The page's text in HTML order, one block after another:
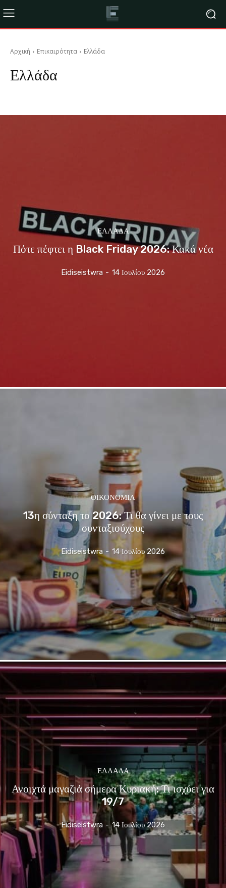
Αρχική Επικαιρότητα Ελλάδα
Ελλάδα
ΕΛΛΆΔΑ
Πότε πέφτει η Black Friday 2026: Κακά νέα
Eidiseistwra - 14 Ιουλίου 2026
ΟΙΚΟΝΟΜΊΑ
13η σύνταξη το 2026: Τι θα γίνει με τους
συνταξιούχους
Eidiseistwra - 14 Ιουλίου 2026
ΕΛΛΆΔΑ
Ανοιχτά μαγαζιά σήμερα Κυριακή: Τι ισχύει για
19/7
Eidiseistwra - 14 Ιουλίου 2026